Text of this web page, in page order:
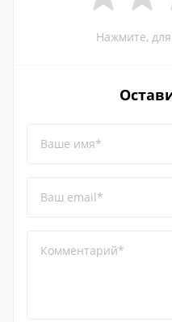
Нажмите,
Ваше имя*
Ваш email*
Комментарий*